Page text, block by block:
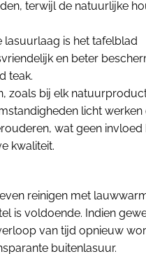
terwijl de natuurlijke
lasuurlaag is het tafelblad
en beter
teak.
zoals bij elk
licht
wat geen invloed
kwaliteit.
reinigen met
is voldoende. Indien
van tijd opnieuw
buitenlasuur.